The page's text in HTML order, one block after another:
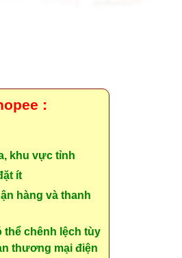
:
khu vực tỉnh
ít
hàng và thanh
thể chênh lệch tùy
thương mại điện